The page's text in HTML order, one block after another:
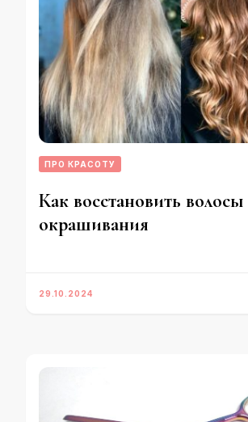
ПРО КРАСОТУ
Как восстановить волосы
окрашивания
29.10.2024